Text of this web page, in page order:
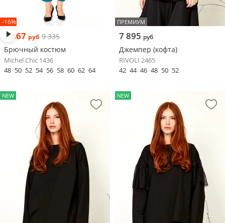
-16%
7 867 руб 9 335
Брючный костюм
Michel Chic 1436
48 50 52 54 56 58 60 62 64
ПРЕМИУМ
7 895 руб
Джемпер (кофта)
RIVOLI 2465
42 44 46 48 50 52
NEW NEW